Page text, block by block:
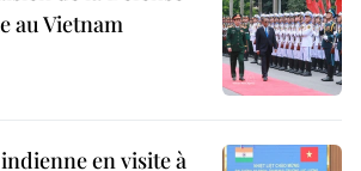
au Vietnam
en visite à